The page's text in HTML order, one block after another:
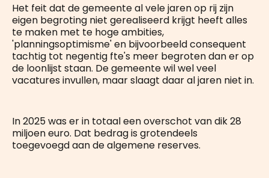
Het feit dat de gemeente al vele jaren op rij zijn
eigen begroting niet gerealiseerd krijgt heeft alles
te maken met te hoge ambities,
'planningsoptimisme' en bijvoorbeeld consequent
tachtig tot negentig fte's meer begroten dan er op
de loonlijst staan. De gemeente wil wel veel
vacatures invullen, maar slaagt daar al jaren niet in.
In 2025 was er in totaal een overschot van dik 28
miljoen euro. Dat bedrag is grotendeels
toegevoegd aan de algemene reserves.